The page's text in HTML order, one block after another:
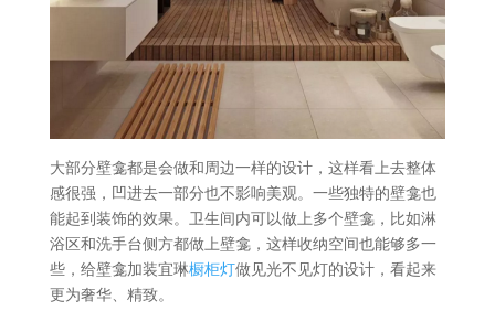
大部分壁龛都是会做和周边一样的设计，这样看上去整体
感很强，凹进去一部分也不影响美观。一些独特的壁龛也
能起到装饰的效果。卫生间内可以做上多个壁龛，比如淋
浴区和洗手台侧方都做上壁龛，这样收纳空间也能够多一
些，给壁龛加装宜琳橱柜灯做见光不见灯的设计，看起来
更为奢华、精致。